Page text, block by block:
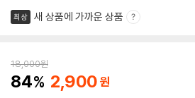
최상 새 상품에 가까운 상품
18,000원
84 2,900